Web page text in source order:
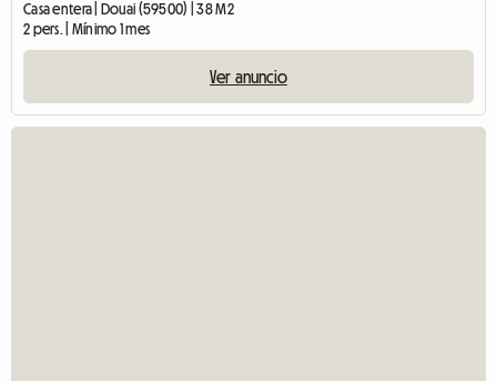
Casa entera | Douai (59500) | 38 M2
2 pers. | Mínimo 1 mes
Ver anuncio